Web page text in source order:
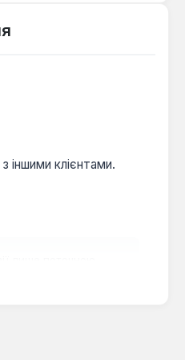
Забезпечують чудове
що мінімізує
забруднень
проводити
приміщеннях без
іншими клієнтами.